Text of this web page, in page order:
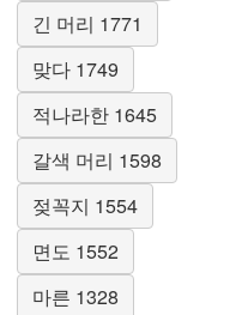
긴 머리 1771
맞다 1749
적나라한 1645
갈색 머리 1598
젖꼭지 1554
면도 1552
마른 1328